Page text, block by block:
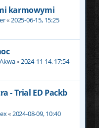
karmowymi
« 2025-06-15, 15:25
« 2024-11-14, 17:54
- Trial ED Packb
« 2024-08-09, 10:40